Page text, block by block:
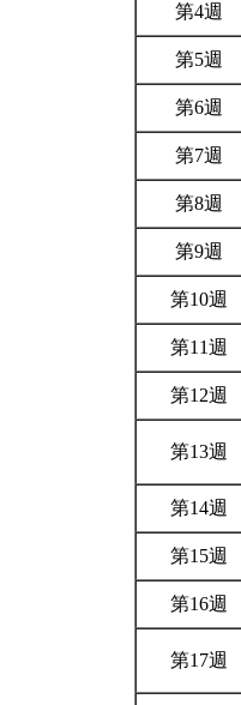
第4週
第5週
第6週
第7週
第8週
第9週
第10週
第11週
第12週
第13週
第14週
第15週
第16週
第17週